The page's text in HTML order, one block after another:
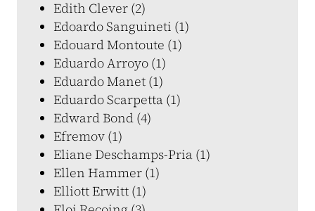
Edith Clever (2)
Edoardo Sanguineti (1)
Edouard Montoute (1)
Eduardo Arroyo (1)
Eduardo Manet (1)
Eduardo Scarpetta (1)
Edward Bond (4)
Efremov (1)
Eliane Deschamps-Pria (1)
Ellen Hammer (1)
Elliott Erwitt (1)